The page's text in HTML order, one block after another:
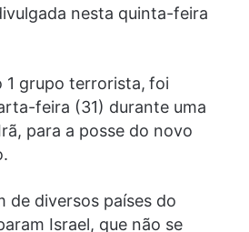
nesta quinta-feira
1 grupo terrorista, foi
feira (31) durante uma
para a posse do novo
de diversos países do
Israel, que não se